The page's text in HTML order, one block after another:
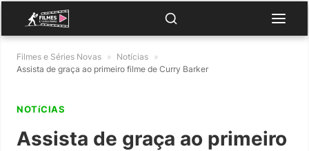
Filmes e Séries Novas » Notícias »
Assista de graça ao primeiro filme de Curry Barker
NOTíCIAS
Assista de graça ao primeiro